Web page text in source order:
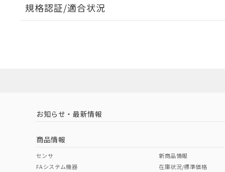
EU RoHS 注意事項・凡例
中国 RoHS 注意事項・凡例
中国 RoHS表
規格認証/適合状況
（イギリス
（ノルウェー
お知らせ・最新情報
商品情報
センサ
FAシステム機器
新商品情報
在庫状況/標準価格